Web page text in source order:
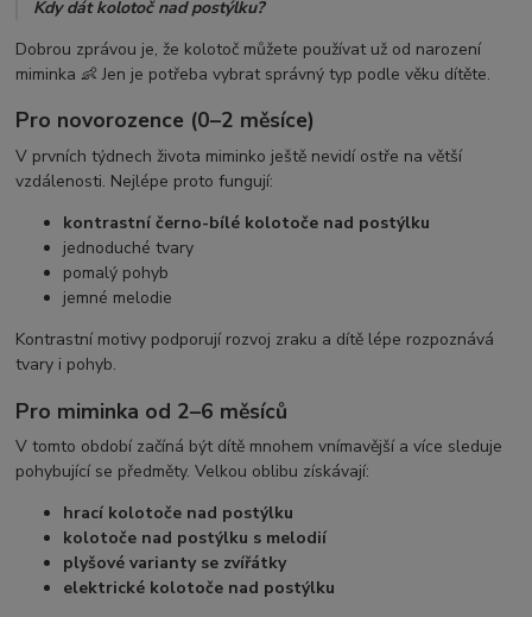
Kdy dát kolotoč nad postýlku?
Dobrou zprávou je, že kolotoč můžete používat už od narození
miminka 👶 Jen je potřeba vybrat správný typ podle věku dítěte.
Pro novorozence (0–2 měsíce)
V prvních týdnech života miminko ještě nevidí ostře na větší
vzdálenosti. Nejlépe proto fungují:
kontrastní černo-bílé kolotoče nad postýlku
jednoduché tvary
pomalý pohyb
jemné melodie
Kontrastní motivy podporují rozvoj zraku a dítě lépe rozpoznává
tvary i pohyb.
Pro miminka od 2–6 měsíců
V tomto období začíná být dítě mnohem vnímavější a více sleduje
pohybující se předměty. Velkou oblibu získávají:
hrací kolotoče nad postýlku
kolotoče nad postýlku s melodií
plyšové varianty se zvířátky
elektrické kolotoče nad postýlku